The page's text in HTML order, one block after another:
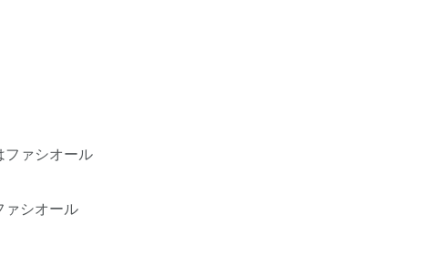
ファシオール
ァシオール